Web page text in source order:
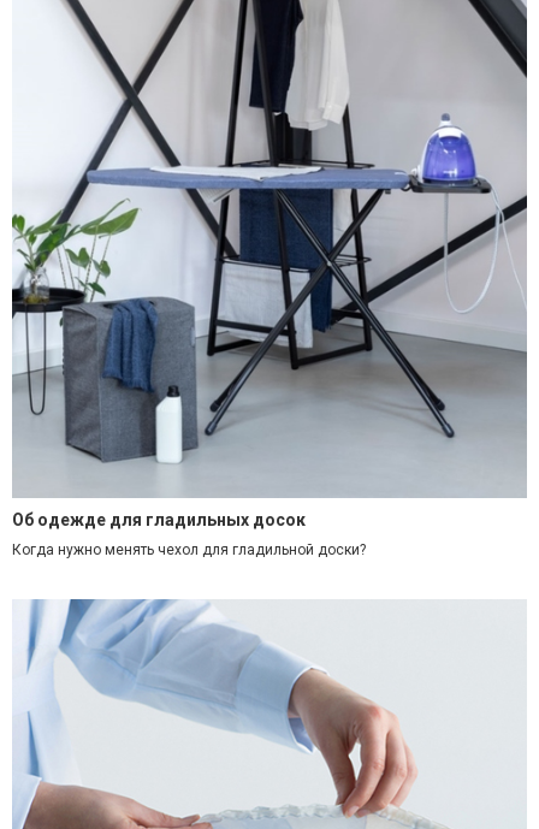
Об одежде для гладильных досок
Когда нужно менять чехол для гладильной доски?